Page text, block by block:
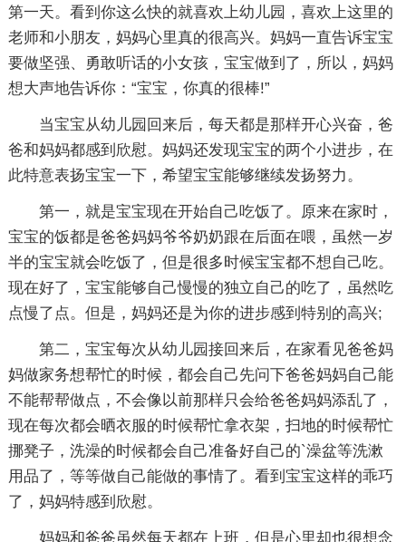
第一天。看到你这么快的就喜欢上幼儿园，喜欢上这里的
老师和小朋友，妈妈心里真的很高兴。妈妈一直告诉宝宝
要做坚强、勇敢听话的小女孩，宝宝做到了，所以，妈妈
想大声地告诉你：“宝宝，你真的很棒!”
当宝宝从幼儿园回来后，每天都是那样开心兴奋，爸
爸和妈妈都感到欣慰。妈妈还发现宝宝的两个小进步，在
此特意表扬宝宝一下，希望宝宝能够继续发扬努力。
第一，就是宝宝现在开始自己吃饭了。原来在家时，
宝宝的饭都是爸爸妈妈爷爷奶奶跟在后面在喂，虽然一岁
半的宝宝就会吃饭了，但是很多时候宝宝都不想自己吃。
现在好了，宝宝能够自己慢慢的独立自己的吃了，虽然吃
点慢了点。但是，妈妈还是为你的进步感到特别的高兴;
第二，宝宝每次从幼儿园接回来后，在家看见爸爸妈
妈做家务想帮忙的时候，都会自己先问下爸爸妈妈自己能
不能帮帮做点，不会像以前那样只会给爸爸妈妈添乱了，
现在每次都会晒衣服的时候帮忙拿衣架，扫地的时候帮忙
挪凳子，洗澡的时候都会自己准备好自己的`澡盆等洗漱
用品了，等等做自己能做的事情了。看到宝宝这样的乖巧
了，妈妈特感到欣慰。
妈妈和爸爸虽然每天都在上班，但是心里却也很想念